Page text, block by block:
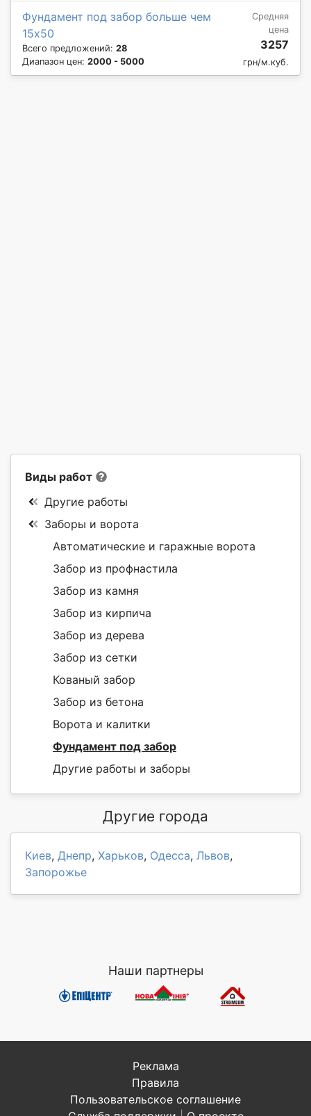
Фундамент под забор больше чем
15х50
Всего предложений: 28
Диапазон цен: 2000 - 5000
Средняя
цена
3257
грн/м.куб.
Виды работ
Другие работы
Заборы и ворота
Автоматические и гаражные ворота
Забор из профнастила
Забор из камня
Забор из кирпича
Забор из дерева
Забор из сетки
Кованый забор
Забор из бетона
Ворота и калитки
Фундамент под забор
Другие работы и заборы
Другие города
Киев, Днепр, Харьков, Одесса, Львов,
Запорожье
Наши партнеры
Реклама
Правила
Пользовательское соглашение